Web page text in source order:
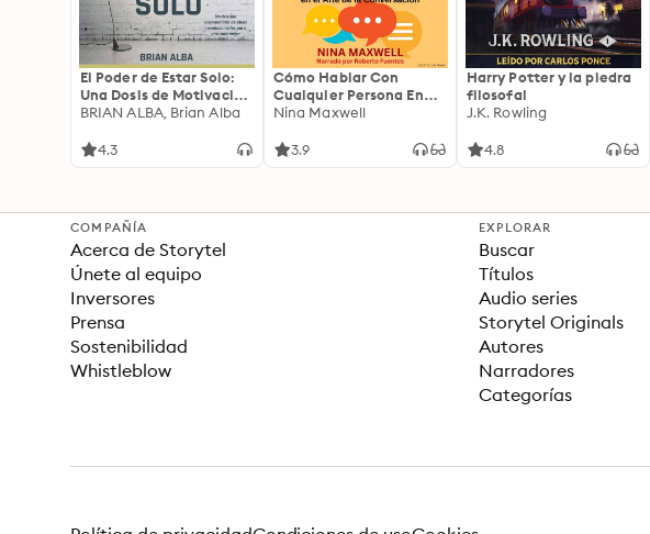
El Poder de Estar Solo:
Una Dosis de Motivación
Acompañada de Ideas
una Vida Mejor
BRIAN ALBA, Brian Alba
4.3
Cómo Hablar Con
Cualquier Persona En
Cualquier Lugar Y En
Nina Maxwell
3.9
Harry Potter y la piedra
filosofal
J.K. Rowling
4.8
COMPAÑÍA
Acerca de Storytel
Únete al equipo
Inversores
Prensa
Sostenibilidad
Whistleblow
EXPLORAR
Buscar
Títulos
Audio series
Storytel Originals
Autores
Narradores
Categorías